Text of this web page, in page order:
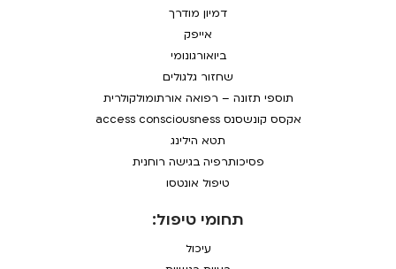
תחומי טיפול:
עיכול
דמיון מודרך
אייפק
ביואורגונומי
שחזור גלגולים
תוספי תזונה – רפואה אורתומולקולרית
אקסס קונשסנס access consciousness
תטא הילינג
פסיכותרפיה בגישה רוחנית
טיפול אונטסו